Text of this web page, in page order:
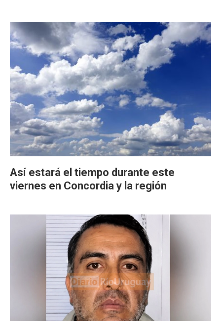
Así estará el tiempo durante este
viernes en Concordia y la región